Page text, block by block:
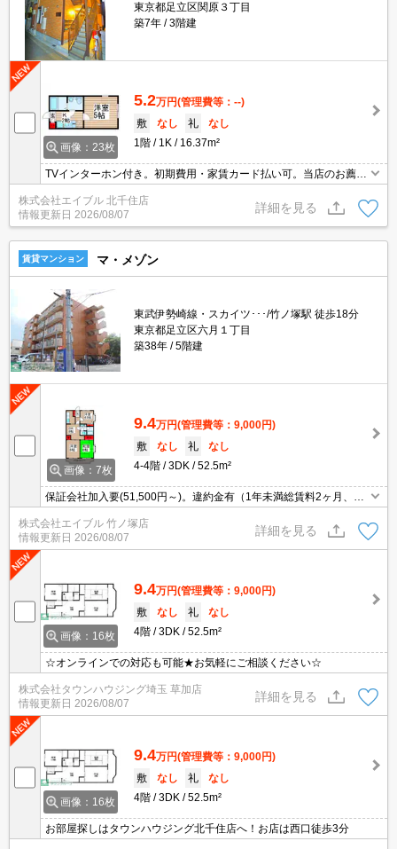
東京都足立区関原３丁目
築7年
3階建
画像：23枚
5.2万円(管理費等：--)
敷
なし 礼
なし
1階
1K 16.37m²
TVインターホン付き。初期費用・家賃カード払い可。当店のお薦め
物件。久しぶりに空きました。12ヶ月未満の解約時、違約金家賃
+管理費の1ヶ月分発生。建物敷地内は全面禁煙(電子タバコ等含)。
株式会社エイブル 北千住店
情報更新日 2026/08/07
詳細を見る
賃貸マンション マ・メゾン
東武伊勢崎線・スカイツ･･･/竹ノ塚駅 徒歩18分
東京都足立区六月１丁目
築38年
5階建
画像：7枚
9.4万円(管理費等：9,000円)
敷
なし 礼
なし
4-4階
3DK 52.5m²
保証会社加入要(51,500円～)。違約金有（1年未満総賃料2ヶ月、2
年未満1ヶ月）。敷金・礼金なし。初期費用がおさえられる物件。
人気のファミリー向け物件。すぐ内見できます。
株式会社エイブル 竹ノ塚店
情報更新日 2026/08/07
詳細を見る
画像：16枚
9.4万円(管理費等：9,000円)
敷
なし 礼
なし
4階
3DK 52.5m²
☆オンラインでの対応も可能★お気軽にご相談ください☆
株式会社タウンハウジング埼玉 草加店
情報更新日 2026/08/07
詳細を見る
画像：16枚
9.4万円(管理費等：9,000円)
敷
なし 礼
なし
4階
3DK 52.5m²
お部屋探しはタウンハウジング北千住店へ！お店は西口徒歩3分